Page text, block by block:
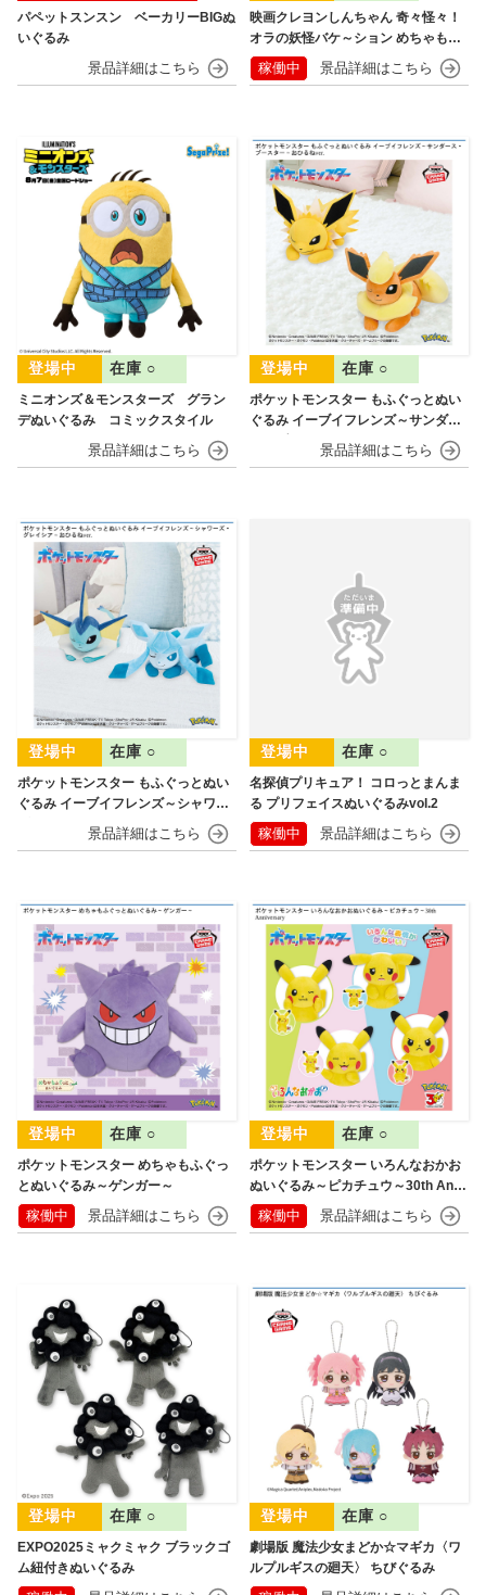
パペットスンスン ベーカリーBIGぬ
いぐるみ
映画クレヨンしんちゃん 奇々怪々！
オラの妖怪バケ～ション めちゃもふ
ぐっとぬいぐるみ シロ
稼働中
ミニオンズ＆モンスターズ グラン
デぬいぐるみ コミックスタイル
在庫 ○
ポケットモンスター もふぐっとぬい
ぐるみ イーブイフレンズ～サンダー
ス・ブースター～おひるねver.
在庫 ○
ポケットモンスター もふぐっとぬい
ぐるみ イーブイフレンズ～シャワー
ズ・グレイシア～おひるねver.
在庫 ○
名探偵プリキュア！ コロっとまんま
る プリフェイスぬいぐるみvol.2
在庫 ○
稼働中
ポケットモンスター めちゃもふぐっ
とぬいぐるみ～ゲンガー～
在庫 ○
稼働中
ポケットモンスター いろんなおかお
ぬいぐるみ～ピカチュウ～30th Anni
versary
在庫 ○
稼働中
EXPO2025ミャクミャク ブラックゴ
ム紐付きぬいぐるみ
在庫 ○
劇場版 魔法少女まどか☆マギカ〈ワ
ルプルギスの廻天〉 ちびぐるみ
在庫 ○